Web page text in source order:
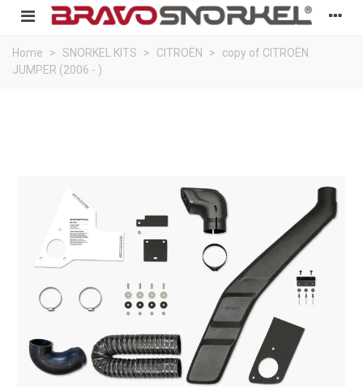
Home > SNORKEL KITS > CITROËN >
copy of CITROËN
JUMPER (2006 - )